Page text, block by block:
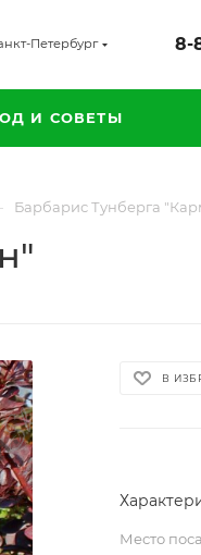
Петербург 8-
И СОВЕТЫ
Барбарис Тунберга
В
Место